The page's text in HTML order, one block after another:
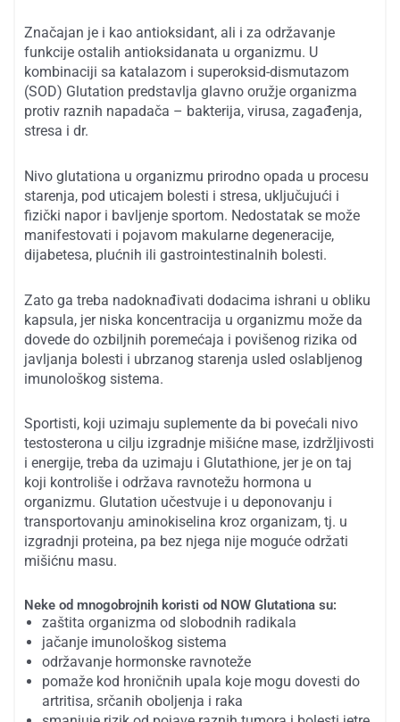
Značajan je i kao antioksidant, ali i za održavanje
funkcije ostalih antioksidanata u organizmu. U
kombinaciji sa katalazom i superoksid-dismutazom
(SOD) Glutation predstavlja glavno oružje organizma
protiv raznih napadača – bakterija, virusa, zagađenja,
stresa i dr.
Nivo glutationa u organizmu prirodno opada u procesu
starenja, pod uticajem bolesti i stresa, uključujući i
fizički napor i bavljenje sportom. Nedostatak se može
manifestovati i pojavom makularne degeneracije,
dijabetesa, plućnih ili gastrointestinalnih bolesti.
Zato ga treba nadoknađivati dodacima ishrani u obliku
kapsula, jer niska koncentracija u organizmu može da
dovede do ozbiljnih poremećaja i povišenog rizika od
javljanja bolesti i ubrzanog starenja usled oslabljenog
imunološkog sistema.
Sportisti, koji uzimaju suplemente da bi povećali nivo
testosterona u cilju izgradnje mišićne mase, izdržljivosti
i energije, treba da uzimaju i Glutathione, jer je on taj
koji kontroliše i održava ravnotežu hormona u
organizmu. Glutation učestvuje i u deponovanju i
transportovanju aminokiselina kroz organizam, tj. u
izgradnji proteina, pa bez njega nije moguće održati
mišićnu masu.
Neke od mnogobrojnih koristi od NOW Glutationa su:
zaštita organizma od slobodnih radikala
jačanje imunološkog sistema
održavanje hormonske ravnoteže
pomaže kod hroničnih upala koje mogu dovesti do
artritisa, srčanih oboljenja i raka